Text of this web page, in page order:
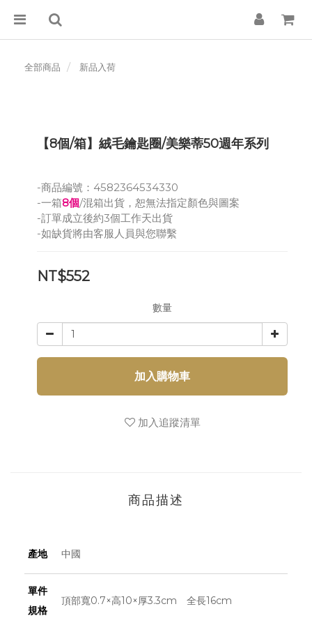
全部商品 新品入荷
【8個/箱】絨毛鑰匙圈/美樂蒂50週年系列
-商品編號：4582364534330
-一箱8個/混箱出貨，恕無法指定顏色與圖案
-訂單成立後約3個工作天出貨
-如缺貨將由客服人員與您聯繫
NT$552
數量
加入購物車
加入追蹤清單
商品描述
產地 中國
單件
規格
頂部寬0.7×高10×厚3.3cm 全長16cm